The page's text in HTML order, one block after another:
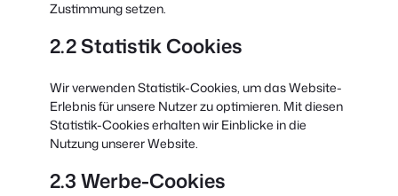
Zustimmung setzen.
2.2 Statistik Cookies
Wir verwenden Statistik-Cookies, um das Website-
Erlebnis für unsere Nutzer zu optimieren. Mit diesen
Statistik-Cookies erhalten wir Einblicke in die
Nutzung unserer Website.
2.3 Werbe-Cookies